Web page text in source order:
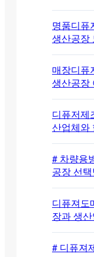
명품디퓨
생산공장
매장디퓨
생산공장
디퓨저제
산업체와
# 차량용
공장 선택
디퓨져도
장과 생산
# 디퓨져